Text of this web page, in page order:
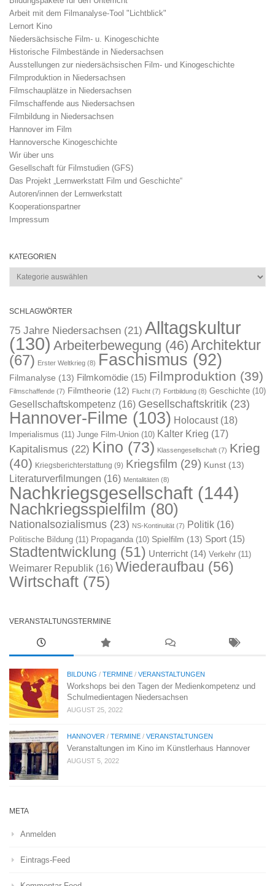
Arbeit mit dem Filmanalyse-Tool "Lichtblick"
Lernort Kino
Niedersächsische Film- u. Kinogeschichte
Historische Filmbestände in Niedersachsen
Ausstellungen zur niedersächsischen Film- und Kinogeschichte
Filmproduktion in Niedersachsen
Filmschauplätze in Niedersachsen
Filmschaffende aus Niedersachsen
Filmbildung in Niedersachsen
Hannover im Film
Hannoversche Kinogeschichte
Wir über uns
Gesellschaft für Filmstudien (GFS)
Das Projekt „Lernwerkstatt Film und Geschichte“
Autoren/innen der Lernwerkstatt
Kooperationspartner
Impressum
KATEGORIEN
Kategorien
SCHLAGWÖRTER
75 Jahre Niedersachsen (21) Alltagskultur
(130) Arbeiterbewegung (46) Architektur
(67) Erster Weltkrieg (8) Faschismus (92)
Filmanalyse (13) Filmkomödie (15) Filmproduktion (39)
Filmschaffende (7) Filmtheorie (12) Flucht (7) Fortbildung (8) Geschichte (10)
Gesellschaftskompetenz (16) Gesellschaftskritik (23)
Hannover-Filme (103) Holocaust(18)
Imperialismus (11) Junge Film-Union (10) Kalter Krieg (17)
Kapitalismus (22) Kino (73) Klassengesellschaft (7) Krieg
(40) Kriegsberichterstattung (9) Kriegsfilm (29) Kunst (13)
Literaturverfilmungen (16) Mentalitäten (8)
Nachkriegsgesellschaft (144)
Nachkriegsspielfilm (80)
Nationalsozialismus (23) NS-Kontinuität (7) Politik (16)
Politische Bildung (11) Propaganda (10) Spielfilm (13) Sport (15)
Stadtentwicklung (51) Unterricht (14) Verkehr (11)
Weimarer Republik (16) Wiederaufbau (56)
Wirtschaft (75)
VERANSTALTUNGSTERMINE
BILDUNG / TERMINE / VERANSTALTUNGEN
Workshops bei den Tagen der Medienkompetenz und
Schulmedientagen Niedersachsen
AUGUST 25, 2022
HANNOVER / TERMINE / VERANSTALTUNGEN
Veranstaltungen im Kino im Künstlerhaus Hannover
AUGUST 5, 2022
META
Anmelden
Eintrags-Feed